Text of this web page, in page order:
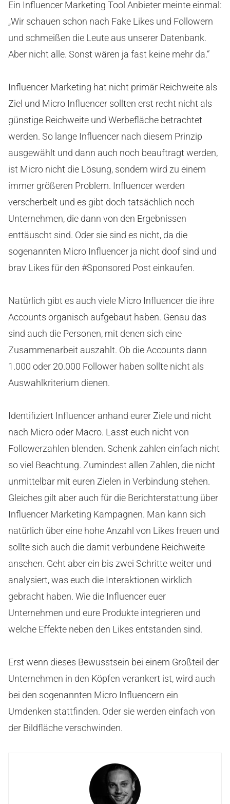
Ein Influencer Marketing Tool Anbieter meinte einmal:
„Wir schauen schon nach Fake Likes und Followern
und schmeißen die Leute aus unserer Datenbank.
Aber nicht alle. Sonst wären ja fast keine mehr da.“
Influencer Marketing hat nicht primär Reichweite als
Ziel und Micro Influencer sollten erst recht nicht als
günstige Reichweite und Werbefläche betrachtet
werden. So lange Influencer nach diesem Prinzip
ausgewählt und dann auch noch beauftragt werden,
ist Micro nicht die Lösung, sondern wird zu einem
immer größeren Problem. Influencer werden
verscherbelt und es gibt doch tatsächlich noch
Unternehmen, die dann von den Ergebnissen
enttäuscht sind. Oder sie sind es nicht, da die
sogenannten Micro Influencer ja nicht doof sind und
brav Likes für den #Sponsored Post einkaufen.
Natürlich gibt es auch viele Micro Influencer die ihre
Accounts organisch aufgebaut haben. Genau das
sind auch die Personen, mit denen sich eine
Zusammenarbeit auszahlt. Ob die Accounts dann
1.000 oder 20.000 Follower haben sollte nicht als
Auswahlkriterium dienen.
Identifiziert Influencer anhand eurer Ziele und nicht
nach Micro oder Macro. Lasst euch nicht von
Followerzahlen blenden. Schenk zahlen einfach nicht
so viel Beachtung. Zumindest allen Zahlen, die nicht
unmittelbar mit euren Zielen in Verbindung stehen.
Gleiches gilt aber auch für die Berichterstattung über
Influencer Marketing Kampagnen. Man kann sich
natürlich über eine hohe Anzahl von Likes freuen und
sollte sich auch die damit verbundene Reichweite
ansehen. Geht aber ein bis zwei Schritte weiter und
analysiert, was euch die Interaktionen wirklich
gebracht haben. Wie die Influencer euer
Unternehmen und eure Produkte integrieren und
welche Effekte neben den Likes entstanden sind.
Erst wenn dieses Bewusstsein bei einem Großteil der
Unternehmen in den Köpfen verankert ist, wird auch
bei den sogenannten Micro Influencern ein
Umdenken stattfinden. Oder sie werden einfach von
der Bildfläche verschwinden.